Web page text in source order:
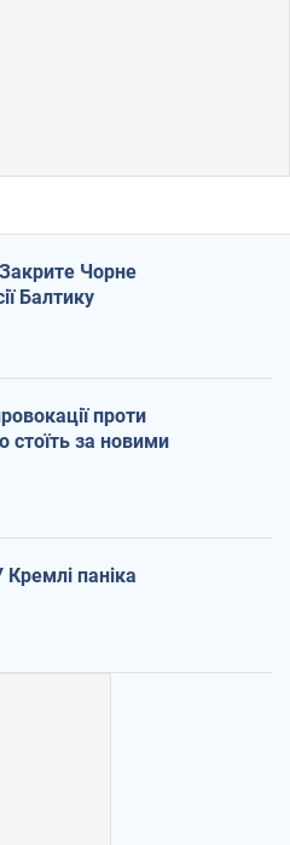
Чорне
Балтику
проти
стоїть за новими
паніка